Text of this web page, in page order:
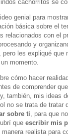
cachorritos se
genial para
básica sobre el
relacionados con el
y
pero les expliqué
momento.
cómo hacer
de comprender
también, mis ideas
no se trata de tratar
sobre ti , para que
que escribir mis
realista para